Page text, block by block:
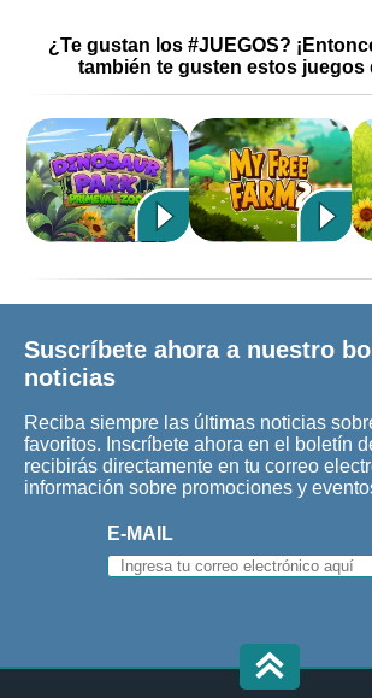
¿Te gustan los #JUEGOS?
también te gusten estos juegos
Suscríbete ahora a nuestro
noticias
Reciba siempre las últimas noticias
favoritos. Inscríbete ahora en el boletín
recibirás directamente en tu correo
información sobre promociones y
E-MAIL